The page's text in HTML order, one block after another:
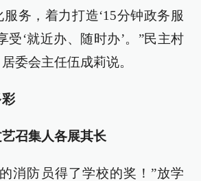
务，着力打造‘15分钟政务服
受‘就近办、随时办’。”民主村
委会主任伍成莉说。
召集人各展其长
消防员得了学校的奖！”放学